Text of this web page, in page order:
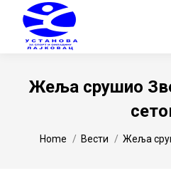
Жеља срушио
Home Вести Жеља